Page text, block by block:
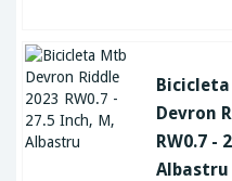
Devron
RW0.7 -
Albastru